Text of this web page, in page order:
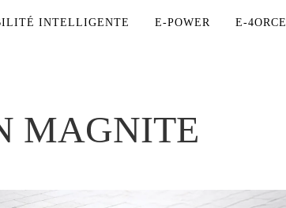
INTELLIGENTE E-POWER E-4ORCE
MAGNITE